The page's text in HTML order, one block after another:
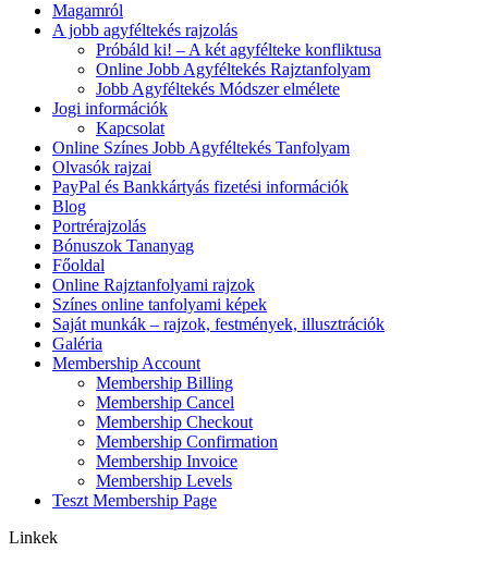
Magamról
A jobb agyféltekés rajzolás
Próbáld ki! – A két agyfélteke konfliktusa
Online Jobb Agyféltekés Rajztanfolyam
Jobb Agyféltekés Módszer elmélete
Jogi információk
Kapcsolat
Online Színes Jobb Agyféltekés Tanfolyam
Olvasók rajzai
PayPal és Bankkártyás fizetési információk
Blog
Portrérajzolás
Bónuszok Tananyag
Főoldal
Online Rajztanfolyami rajzok
Színes online tanfolyami képek
Saját munkák – rajzok, festmények, illusztrációk
Galéria
Membership Account
Membership Billing
Membership Cancel
Membership Checkout
Membership Confirmation
Membership Invoice
Membership Levels
Teszt Membership Page
Linkek